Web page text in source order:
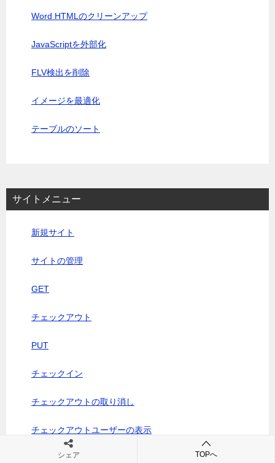
Word HTMLのクリーンアップ
JavaScriptを外部化
FLV検出を削除
イメージを最適化
テーブルのソート
サイトメニュー
新規サイト
サイトの管理
GET
チェックアウト
PUT
チェックイン
チェックアウトの取り消し
チェックアウトユーザーの表示
サイトで表示
シェア TOPへ